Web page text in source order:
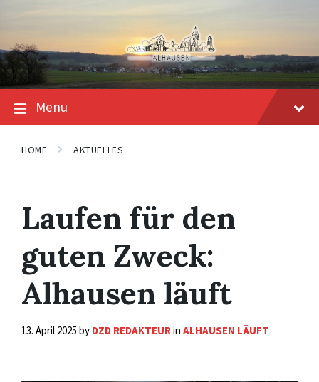
navigation
Menu
HOME AKTUELLES
Laufen für den
guten Zweck:
Alhausen läuft
13. April 2025 by DZD REDAKTEURin ALHAUSEN LÄUFT